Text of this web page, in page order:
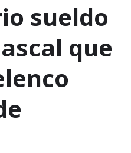
sueldo
que